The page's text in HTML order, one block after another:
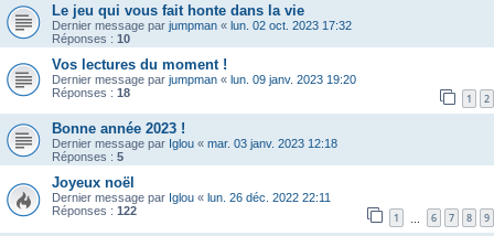
Le jeu qui vous fait honte dans la vie
Dernier message par jumpman « lun. 02 oct. 2023 17:32
Réponses : 10
Vos lectures du moment !
Dernier message par jumpman « lun. 09 janv. 2023 19:20
Réponses : 18 1 2
Bonne année 2023 !
Dernier message par Iglou « mar. 03 janv. 2023 12:18
Réponses : 5
Joyeux noël
Dernier message par Iglou « lun. 26 déc. 2022 22:11
Réponses : 122 1 6 7 8 9